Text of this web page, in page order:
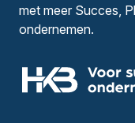
met meer Succes,
ondernemen.